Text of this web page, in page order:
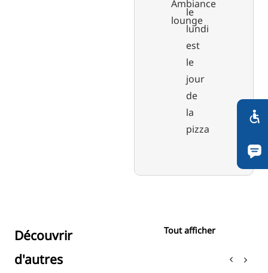
Ambiance
lounge
le
lundi
est
le
jour
de
la
pizza
Découvrir
d'autres
Tout afficher